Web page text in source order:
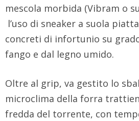
mescola morbida (Vibram o
l’uso di sneaker a suola
concreti di infortunio su
fango e dal legno umido.
Oltre al grip, va gestito lo
microclima della forra
fredda del torrente, con